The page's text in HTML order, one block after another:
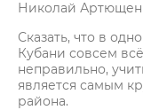
Николай
Сказать, что в
Кубани совсем
неправильно,
является самым
района.